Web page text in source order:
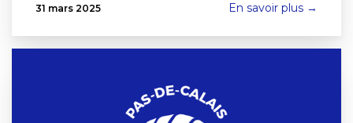
31 mars 2025 En savoir plus →